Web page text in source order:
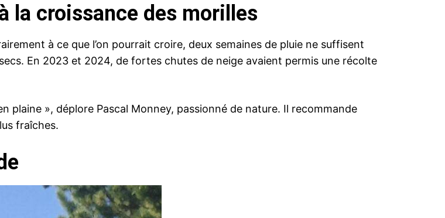
la croissance des morilles
à ce que l’on pourrait croire, deux semaines de pluie ne suffisent
En 2023 et 2024, de fortes chutes de neige avaient permis une récolte
plaine », déplore Pascal Monney, passionné de nature. Il recommande
fraîches.